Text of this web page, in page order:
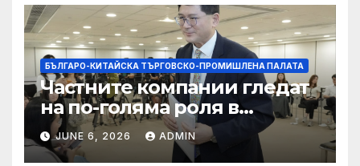
БЪЛГАРО-КИТАЙСКА ТЪРГОВСКО-ПРОМИШЛЕНА ПАЛАТА
Частните компании гледат
на по-голяма роля в
стратегическата
енергетика
JUNE 6, 2026 ADMIN